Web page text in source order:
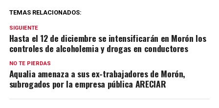
TEMAS RELACIONADOS:
SIGUIENTE
Hasta el 12 de diciembre se intensificarán en Morón los
controles de alcoholemia y drogas en conductores
NO TE PIERDAS
Aqualia amenaza a sus ex-trabajadores de Morón,
subrogados por la empresa pública ARECIAR